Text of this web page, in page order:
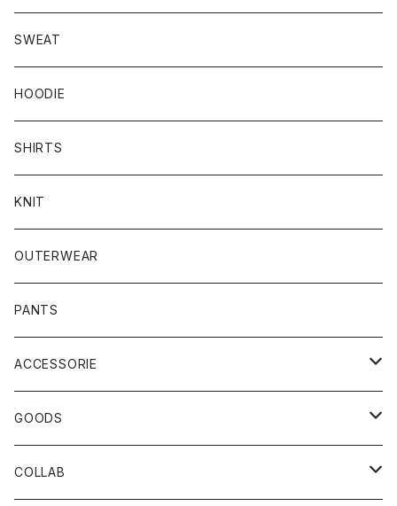
SWEAT
HOODIE
SHIRTS
KNIT
OUTERWEAR
PANTS
ACCESSORIE
CAP
BUCKET HAT
GOODS
STICKER
COLLAB